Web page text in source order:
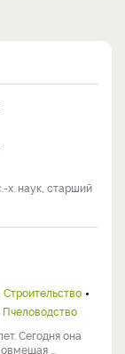
х. наук, старший
Строительство
Пчеловодство
Сегодня она
...